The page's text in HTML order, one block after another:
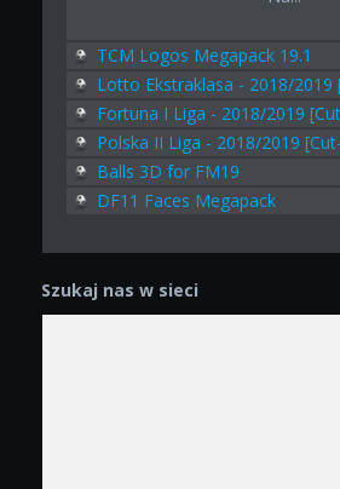
TCM Logos Megapack 19.1
Lotto Ekstraklasa - 2018/2019
Fortuna I Liga - 2018/2019
Polska II Liga - 2018/2019
Balls 3D for FM19
DF11 Faces Megapack
Szukaj nas w sieci